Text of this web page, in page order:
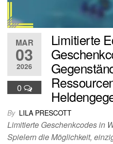
MAR
03
2026
0
Limitierte
By LILA PRESCOTT
Limitierte Geschenkcodes in
Spielern die Möglichkeit,